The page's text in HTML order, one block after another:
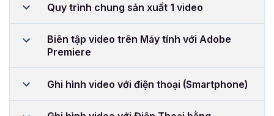
Quy trình chung sản xuất 1 video
Biên tập video trên Máy tính với Adobe
Premiere
Ghi hình video với điện thoại (Smartphone)